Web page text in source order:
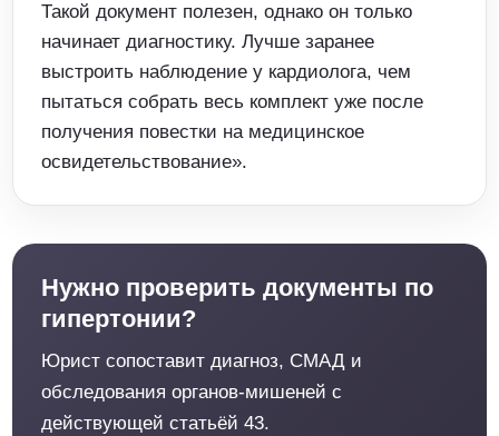
Такой документ полезен, однако он только
начинает диагностику. Лучше заранее
выстроить наблюдение у кардиолога, чем
пытаться собрать весь комплект уже после
получения повестки на медицинское
освидетельствование».
Нужно проверить документы по
гипертонии?
Юрист сопоставит диагноз, СМАД и
обследования органов-мишеней с
действующей статьёй 43.